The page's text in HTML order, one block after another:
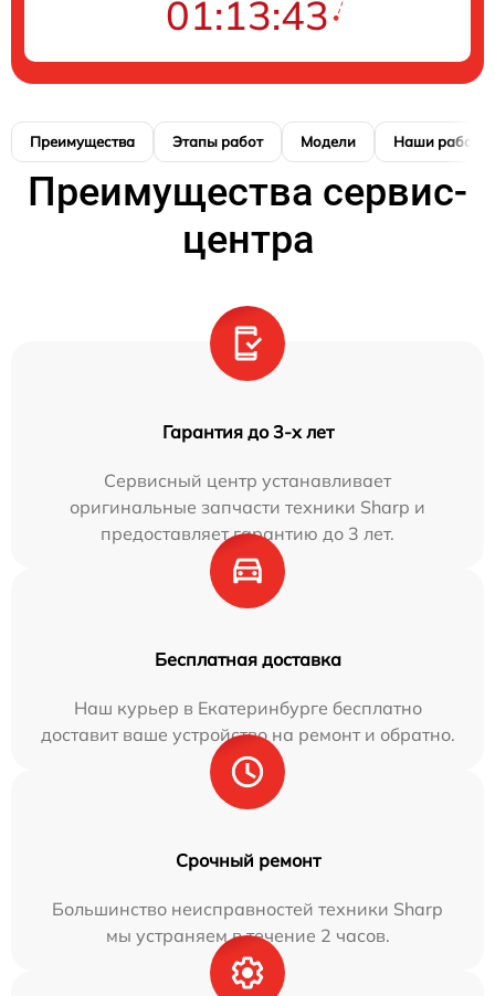
01:13:42
Преимущества Этапы работ Модели Наши работы
Преимущества сервис-
центра
Гарантия до 3-х лет
Сервисный центр устанавливает
оригинальные запчасти техники Sharp и
предоставляет гарантию до 3 лет.
Бесплатная доставка
Наш курьер в Екатеринбурге бесплатно
доставит ваше устройство на ремонт и обратно.
Срочный ремонт
Большинство неисправностей техники Sharp
мы устраняем в течение 2 часов.